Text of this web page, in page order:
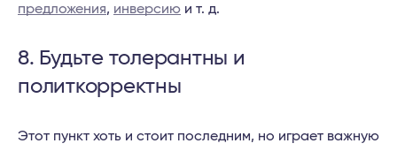
предложения, инверсию и т. д.
8. Будьте толерантны и
политкорректны
Этот пункт хоть и стоит последним, но играет важную